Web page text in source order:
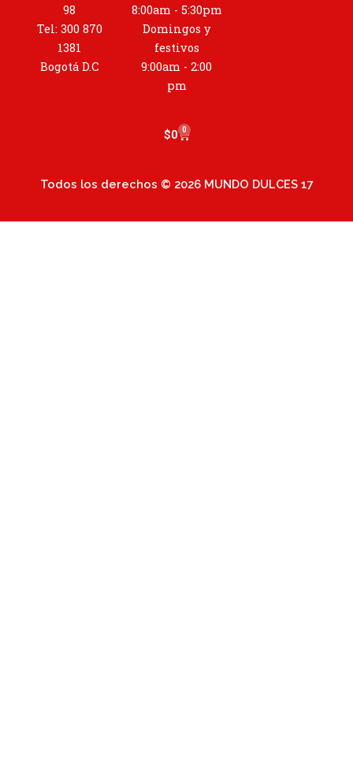
98
Tel: 300 870
1381
Bogotá D.C
8:00am - 5:30pm
Domingos y
festivos
9:00am - 2:00
pm
$0 0
Cart
Todos los derechos © 2026 MUNDO DULCES 17